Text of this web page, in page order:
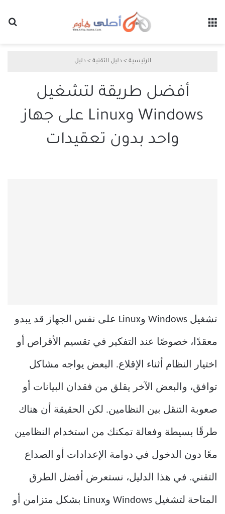
الرئيسية > دليل التقنية > دليل
أفضل طريقة لتشغيل
Windows وLinux على جهاز
واحد بدون تعقيدات
تشغيل Windows وLinux على نفس الجهاز قد يبدو
معقدًا، خصوصًا عند التفكير في تقسيم الأقراص أو
اختيار النظام أثناء الإقلاع. البعض يواجه مشاكل
توافق، والبعض الآخر يقلق من فقدان البيانات أو
صعوبة التنقل بين النظامين. لكن الحقيقة أن هناك
طرقًا بسيطة وفعالة تمكنك من استخدام النظامين
معًا دون الدخول في دوامة الإعدادات أو الصداع
التقني. في هذا الدليل، نستعرض أفضل الطرق
المتاحة لتشغيل Windows وLinux بشكل متزامن أو